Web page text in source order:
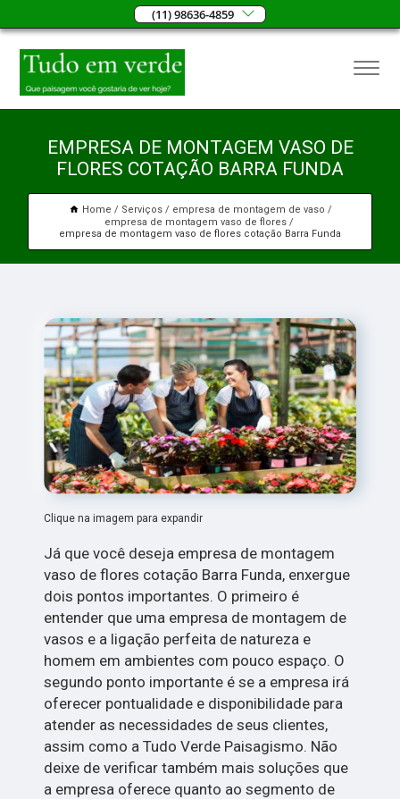
(11) 98636-4859
EMPRESA DE MONTAGEM VASO DE
FLORES COTAÇÃO BARRA FUNDA
Home Serviços
empresa de montagem de vaso
empresa de montagem vaso de flores
empresa de montagem vaso de flores cotação Barra Funda
Clique na imagem para expandir
Já que você deseja empresa de montagem
vaso de flores cotação Barra Funda, enxergue
dois pontos importantes. O primeiro é
entender que uma empresa de montagem de
vasos e a ligação perfeita de natureza e
homem em ambientes com pouco espaço. O
segundo ponto importante é se a empresa irá
oferecer pontualidade e disponibilidade para
atender as necessidades de seus clientes,
assim como a Tudo Verde Paisagismo. Não
deixe de verificar também mais soluções que
a empresa oferece quanto ao segmento de